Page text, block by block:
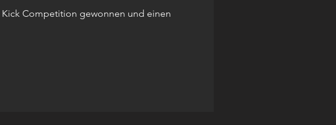
Kick Competition gewonnen und einen